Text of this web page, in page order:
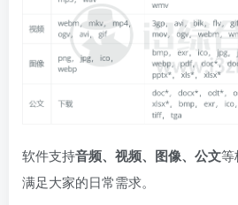
软件支持音频、视频、图像、公文等
满足大家的日常需求。